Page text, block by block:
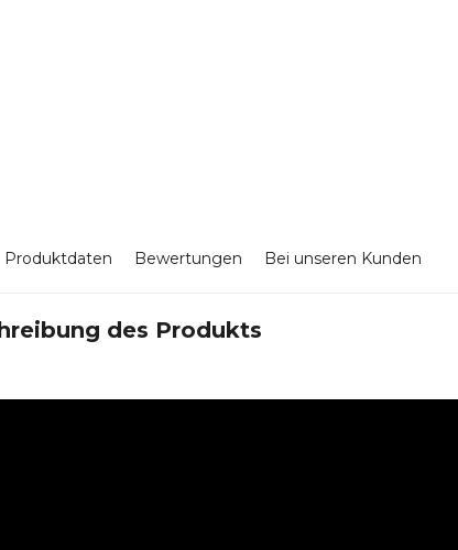
Produktdaten Bewertungen Bei unseren Kunden
des Produkts